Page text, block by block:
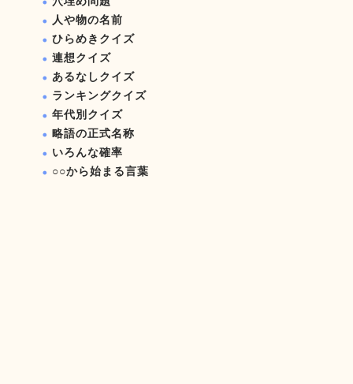
人や物の名前
ひらめきクイズ
連想クイズ
あるなしクイズ
ランキングクイズ
年代別クイズ
略語の正式名称
いろんな確率
○○から始まる言葉